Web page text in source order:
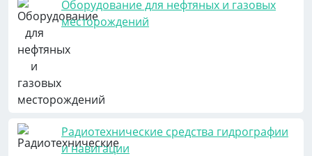
Оборудование для нефтяных и газовых
месторождений
Радиотехнические средства гидрографии
и навигации